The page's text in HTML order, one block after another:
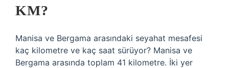
KM?
Manisa ve Bergama arasındaki seyahat mesafesi
kaç kilometre ve kaç saat sürüyor? Manisa ve
Bergama arasında toplam 41 kilometre. İki yer